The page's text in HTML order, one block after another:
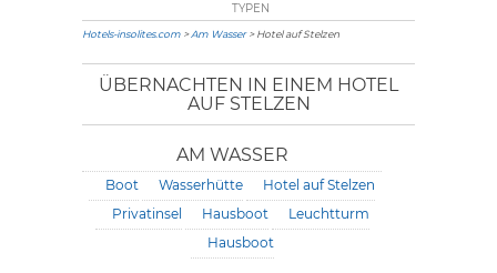
TYPEN
Hotels-insolites.com >Am Wasser> Hotel auf Stelzen
ÜBERNACHTEN IN EINEM HOTEL
AUF STELZEN
AM WASSER
Boot Wasserhütte
Hotel auf Stelzen
Privatinsel
Hausboot
Leuchtturm
Hausboot